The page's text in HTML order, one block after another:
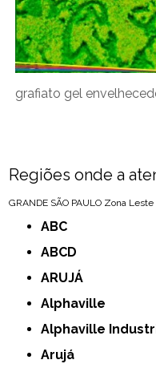
grafiato gel
Regiões onde a
GRANDE SÃO PAULO Zona Leste
ABC
ABCD
ARUJÁ
Alphaville
Alphaville
Arujá